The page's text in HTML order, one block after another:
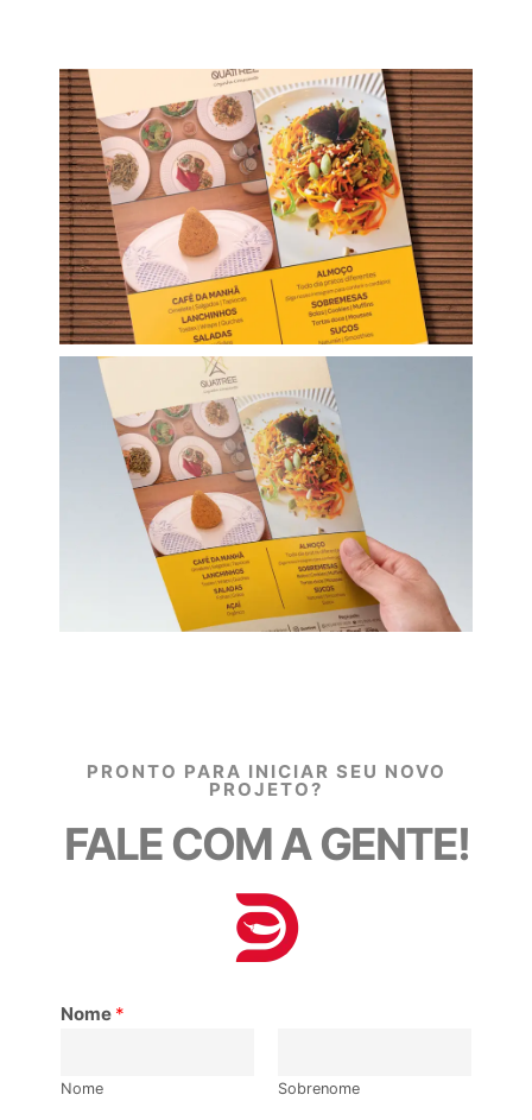
PRONTO PARA INICIAR SEU NOVO
PROJETO?
FALE COM A GENTE!
Nome *
Nome Sobrenome